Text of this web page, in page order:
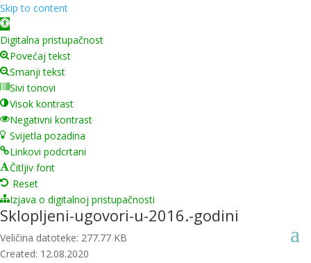
Skip to content
Open toolbar
Digitalna pristupačnost
Povećaj tekst
Smanji tekst
Sivi tonovi
Visok kontrast
Negativni kontrast
Svijetla pozadina
Linkovi podcrtani
Čitljiv font
Reset
Izjava o digitalnoj pristupačnosti
Sklopljeni-ugovori-u-2016.-godini
Veličina datoteke: 277.77 KB
Created: 12.08.2020